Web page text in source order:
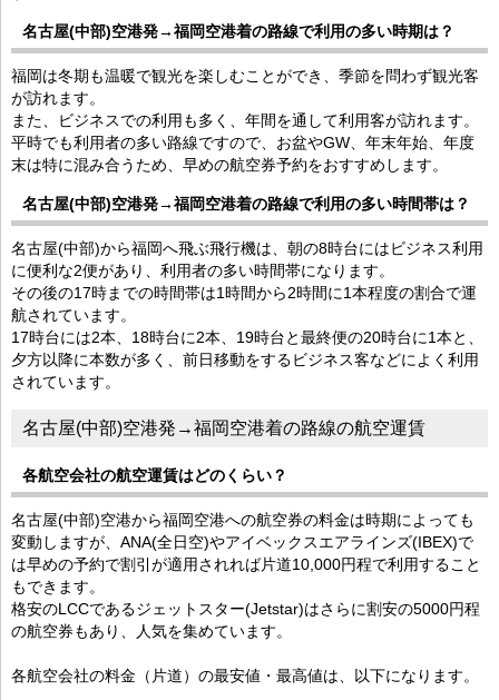
名古屋(中部)空港発→福岡空港着の路線で利用の多い時期は？
福岡は冬期も温暖で観光を楽しむことができ、季節を問わず観光客
が訪れます。
また、ビジネスでの利用も多く、年間を通して利用客が訪れます。
平時でも利用者の多い路線ですので、お盆やGW、年末年始、年度
末は特に混み合うため、早めの航空券予約をおすすめします。
名古屋(中部)空港発→福岡空港着の路線で利用の多い時間帯は？
名古屋(中部)から福岡へ飛ぶ飛行機は、朝の8時台にはビジネス利用
に便利な2便があり、利用者の多い時間帯になります。
その後の17時までの時間帯は1時間から2時間に1本程度の割合で運
航されています。
17時台には2本、18時台に2本、19時台と最終便の20時台に1本と、
夕方以降に本数が多く、前日移動をするビジネス客などによく利用
されています。
名古屋(中部)空港発→福岡空港着の路線の航空運賃
各航空会社の航空運賃はどのくらい？
名古屋(中部)空港から福岡空港への航空券の料金は時期によっても
変動しますが、ANA(全日空)やアイベックスエアラインズ(IBEX)で
は早めの予約で割引が適用されれば片道10,000円程で利用すること
もできます。
格安のLCCであるジェットスター(Jetstar)はさらに割安の5000円程
の航空券もあり、人気を集めています。
各航空会社の料金（片道）の最安値・最高値は、以下になります。